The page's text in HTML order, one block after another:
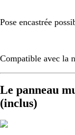
Pose encastrée
Compatible avec la
Le panneau
(inclus)